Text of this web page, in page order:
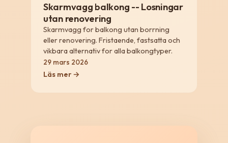
Skarmvagg balkong -- Losningar
utan renovering
Skarmvagg for balkong utan borrning
eller renovering. Fristaende, fastsatta och
vikbara alternativ for alla balkongtyper.
29 mars 2026
Läs mer →